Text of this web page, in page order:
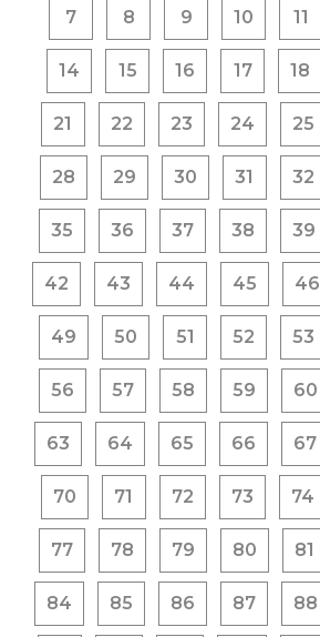
7 8 9 10 11
14 15 16 17 18
21 22 23 24 25
28 29 30 31 32
35 36 37 38 39
42 43 44 45 46
49 50 51 52 53
56 57 58 59 60
63 64 65 66 67
70 71 72 73 74
77 78 79 80 81
84 85 86 87 88